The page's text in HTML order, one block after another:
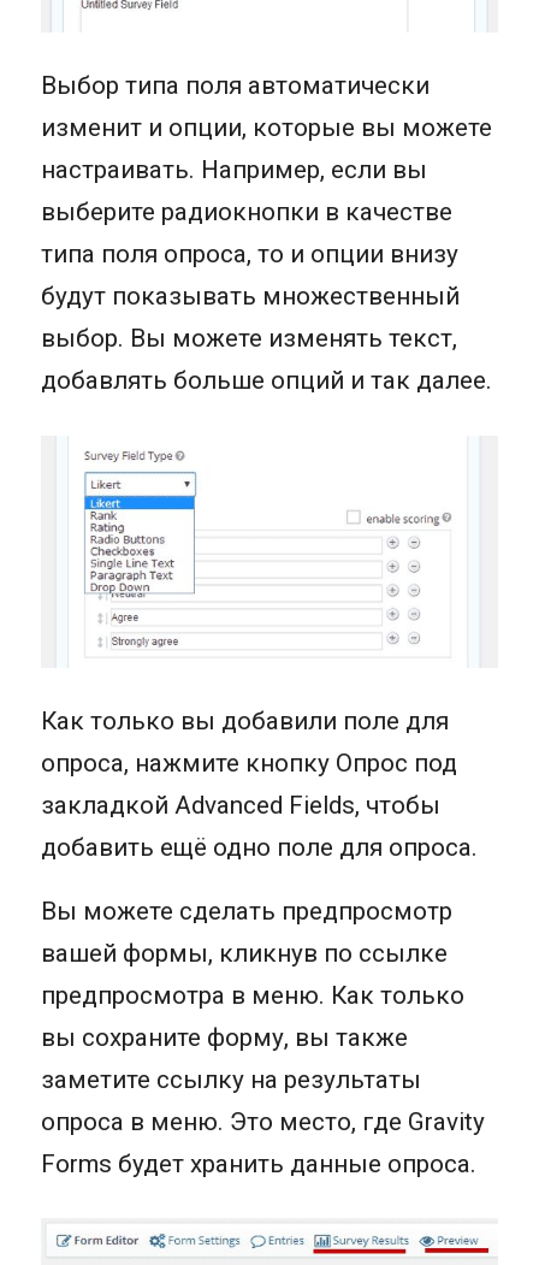
Выбор типа поля автоматически
изменит и опции, которые вы можете
настраивать. Например, если вы
выберите радиокнопки в качестве
типа поля опроса, то и опции внизу
будут показывать множественный
выбор. Вы можете изменять текст,
добавлять больше опций и так далее.
Как только вы добавили поле для
опроса, нажмите кнопку Опрос под
закладкой Advanced Fields, чтобы
добавить ещё одно поле для опроса.
Вы можете сделать предпросмотр
вашей формы, кликнув по ссылке
предпросмотра в меню. Как только
вы сохраните форму, вы также
заметите ссылку на результаты
опроса в меню. Это место, где Gravity
Forms будет хранить данные опроса.